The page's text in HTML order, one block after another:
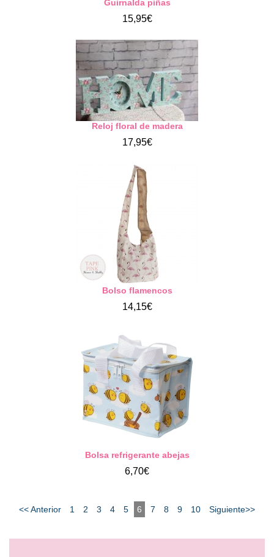
Guirnalda piñas
15,95€
Reloj floral de madera
17,95€
Bolso flamencos
14,15€
Bolsa refrigerante abejas
6,70€
<< Anterior 1 2 3 4 5 6 7 8 9 10 Siguiente>>